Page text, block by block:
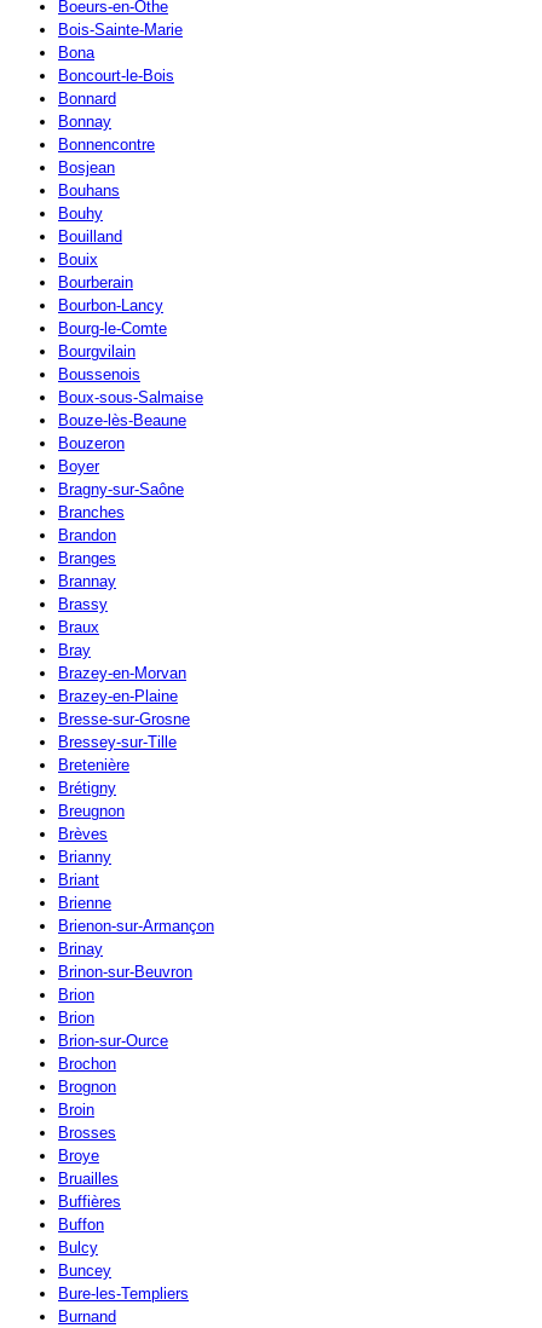
Boeurs-en-Othe
Bois-Sainte-Marie
Bona
Boncourt-le-Bois
Bonnard
Bonnay
Bonnencontre
Bosjean
Bouhans
Bouhy
Bouilland
Bouix
Bourberain
Bourbon-Lancy
Bourg-le-Comte
Bourgvilain
Boussenois
Boux-sous-Salmaise
Bouze-lès-Beaune
Bouzeron
Boyer
Bragny-sur-Saône
Branches
Brandon
Branges
Brannay
Brassy
Braux
Bray
Brazey-en-Morvan
Brazey-en-Plaine
Bresse-sur-Grosne
Bressey-sur-Tille
Bretenière
Brétigny
Breugnon
Brèves
Brianny
Briant
Brienne
Brienon-sur-Armançon
Brinay
Brinon-sur-Beuvron
Brion
Brion
Brion-sur-Ource
Brochon
Brognon
Broin
Brosses
Broye
Bruailles
Buffières
Buffon
Bulcy
Buncey
Bure-les-Templiers
Burnand